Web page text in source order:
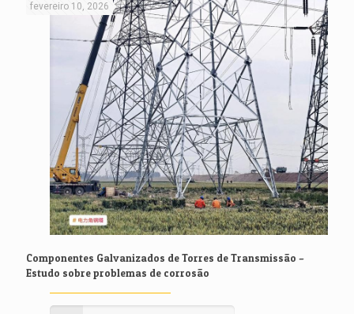
fevereiro 10, 2026
Componentes Galvanizados de Torres de Transmissão –
Estudo sobre problemas de corrosão